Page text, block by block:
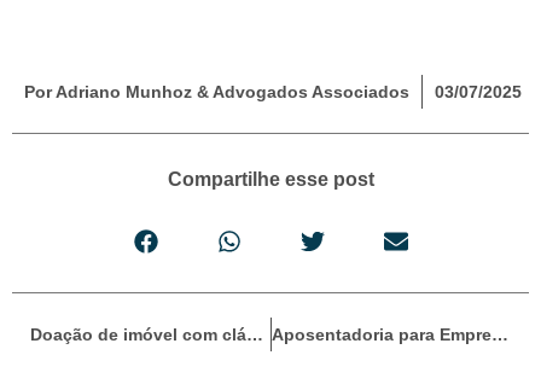
Por Adriano Munhoz & Advogados Associados 03/07/2025
Compartilhe esse post
Doação de imóvel com cláusulas de usufruto e inalienabilidade: protegendo o patrimônio do idoso Aposentadoria para Empresários: Direitos e Deveres no INSS